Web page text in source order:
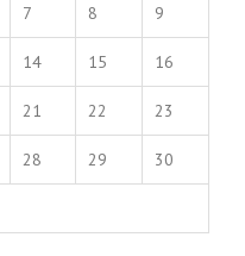
7 8 9
14 15 16
21 22 23
28 29 30